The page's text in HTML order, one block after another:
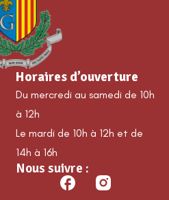
Horaires d’ouverture
Du mercredi au samedi de 10h
à 12h
Le mardi de 10h à 12h et de
14h à 16h
Nous suivre :